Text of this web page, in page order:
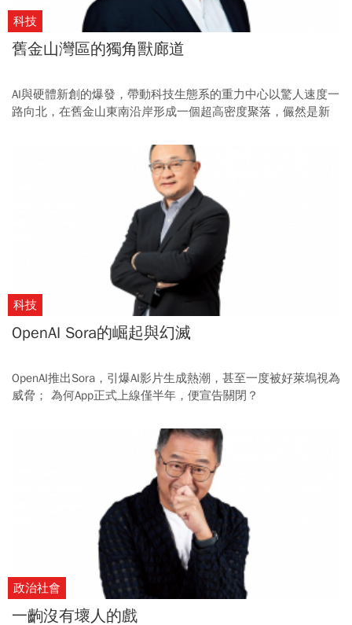
科技
舊金山灣區的獨角獸廊道
AI與硬體新創的爆發，帶動科技生態系的重力中心以驚人速度一
路向北，在舊金山東南沿岸形成一個超高密度聚落，儼然是新
科技
OpenAI Sora的崛起與幻滅
OpenAI推出Sora，引爆AI影片生成熱潮，甚至一度被好萊塢視為
威脅； 為何App正式上線僅半年，便宣告關閉？
政治社會
一齣沒有壞人的戲